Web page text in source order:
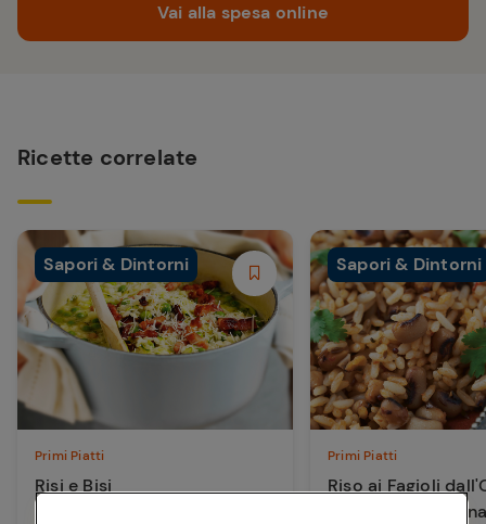
Vai alla spesa online
Ricette correlate
Sapori & Dintorni
Primi Piatti
Risi e Bisi
Sapori & Dintorni
Primi Piatti
Riso ai Fagioli
con Cumino e